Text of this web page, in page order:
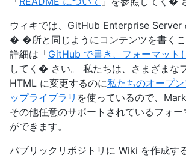
ウィキでは、GitHub Enterprise Server
� �所と同じようにコンテンツを書くこ
詳細は「GitHub で書き、フォーマット
してく� さい。 私たちは、さまざまな
HTML に変更するのに私たちのオープ
ップライブラリ を使っているので、
その他任意のサポートされているフォー
ができます。
パブリックリポジトリに Wiki を作成す